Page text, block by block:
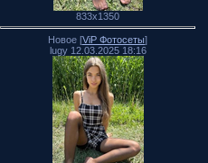
833x1350
Новое [ViP Фотосеты]
lugy 12.03.2025 18:16